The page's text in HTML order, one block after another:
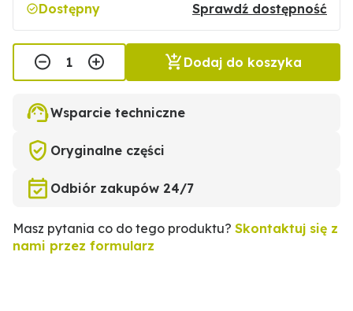
Dostępny Sprawdź dostępność
Dodaj do koszyka
Wsparcie techniczne
Oryginalne części
Odbiór zakupów 24/7
Masz pytania co do tego produktu? Skontaktuj się z
nami przez formularz